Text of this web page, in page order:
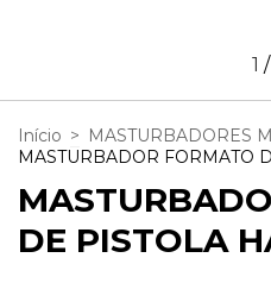
1 /
Início > MASTURBADORES
MASTURBADOR FORMATO
DE PISTOLA